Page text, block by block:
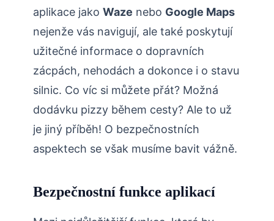
aplikace jako Waze nebo Google Maps
nejenže vás navigují, ale také poskytují
užitečné informace o dopravních
zácpách, nehodách a dokonce i o stavu
silnic. Co víc si můžete přát? Možná
dodávku pizzy během cesty? Ale to už
je jiný příběh! O bezpečnostních
aspektech se však musíme bavit vážně.
Bezpečnostní funkce aplikací